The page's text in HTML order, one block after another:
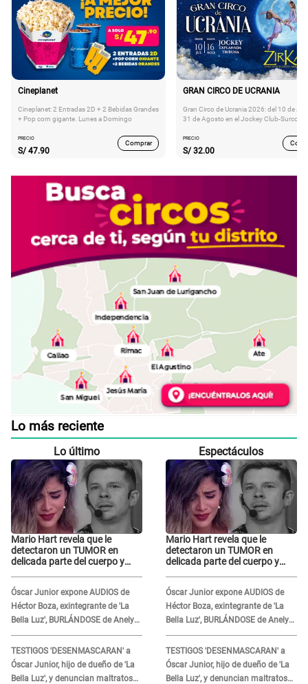
Cineplanet
Cineplanet: 2 Entradas 2D + 2 Bebidas Grandes
+ Pop corn gigante. Lunes a Domingo
PRECIO
S/ 47.90
Comprar
GRAN CIRCO DE UCRANIA
Gran Circo de Ucrania 2026: del 10 de
31 de Agosto en el Jockey Club-Surco
PRECIO
S/ 32.00
Lo más reciente
Lo último
Mario Hart revela que le
detectaron un TUMOR en
delicada parte del cuerpo y
Óscar Junior expone AUDIOS de
Héctor Boza, exintegrante de 'La
Bella Luz', BURLÁNDOSE de Anely
Dávila tras acusarlo de maltrato:
"Grábame..."
TESTIGOS 'DESENMASCARAN' a
Óscar Junior, hijo de dueño de 'La
Bella Luz', y denuncian maltratos
Espectáculos
Mario Hart revela que le
detectaron un TUMOR en
delicada parte del cuerpo y
Óscar Junior expone AUDIOS de
Héctor Boza, exintegrante de 'La
Bella Luz', BURLÁNDOSE de Anely
Dávila tras acusarlo de maltrato:
"Grábame..."
TESTIGOS 'DESENMASCARAN' a
Óscar Junior, hijo de dueño de 'La
Bella Luz', y denuncian maltratos